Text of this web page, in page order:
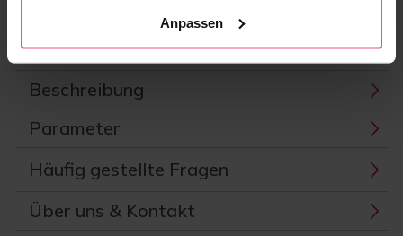
Anpassen
Größentabelle
Beschreibung
Parameter
Häufig gestellte Fragen
Über uns & Kontakt